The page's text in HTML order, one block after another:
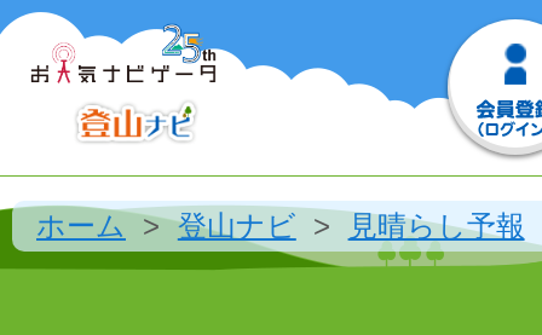
ホーム 登山ナビ 見晴らし予報